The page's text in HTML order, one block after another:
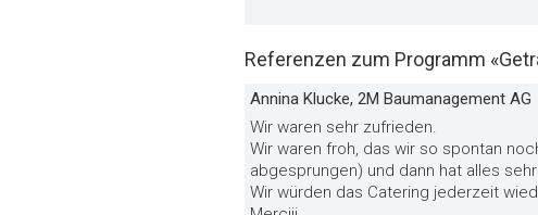
Referenzen zum Programm
Annina Klucke, 2M Baumanagement AG
Wir waren sehr zufrieden.
Wir waren froh, das wir so spontan
abgesprungen) und dann hat alles
Wir würden das Catering jederzeit